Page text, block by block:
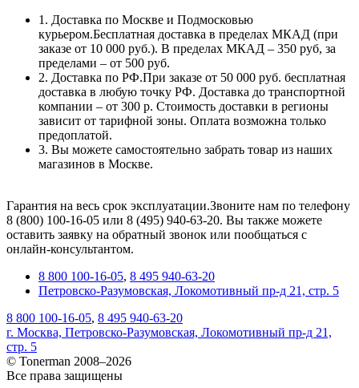
1. Доставка по Москве и Подмосковью
курьером.Бесплатная доставка в пределах МКАД (при
заказе от 10 000 руб.). В пределах МКАД – 350 руб, за
пределами – от 500 руб.
2. Доставка по РФ.При заказе от 50 000 руб. бесплатная
доставка в любую точку РФ. Доставка до транспортной
компании – от 300 р. Стоимость доставки в регионы
зависит от тарифной зоны. Оплата возможна только
предоплатой.
3. Вы можете самостоятельно забрать товар из наших
магазинов в Москве.
Гарантия на весь срок эксплуатации.Звоните нам по телефону
8 (800) 100-16-05 или 8 (495) 940-63-20. Вы также можете
оставить заявку на обратный звонок или пообщаться с
онлайн-консультантом.
8 800 100-16-05, 8 495 940-63-20
Петровско-Разумовская, Локомотивный пр-д 21, стр. 5
8 800 100-16-05, 8 495 940-63-20
г. Москва, Петровско-Разумовская, Локомотивный пр-д 21,
стр. 5
© Tonerman 2008–2026
Все права защищены